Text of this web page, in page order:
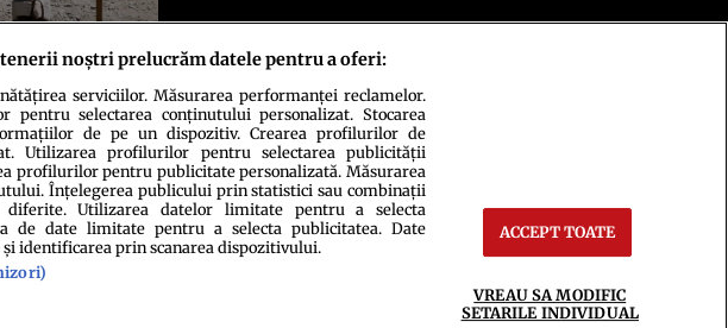
Echipa redacțională
noștri prelucrăm datele pentru a oferi:
serviciilor. Măsurarea performanței reclamelor.
pentru selectarea conținutului personalizat. Stocarea
de pe un dispozitiv. Crearea profilurilor de
Utilizarea profilurilor pentru selectarea publicității
profilurilor pentru publicitate personalizată. Măsurarea
Înțelegerea publicului prin statistici sau combinații
Utilizarea datelor limitate pentru a selecta
de date limitate pentru a selecta publicitatea. Date
și identificarea prin scanarea dispozitivului.
ACCEPT TOATE
VREAU SA MODIFIC
SETARILE INDIVIDUAL